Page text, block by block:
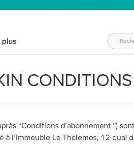
plus
“Conditions d’abonnement ”)
à l’Immeuble Le Thelemos, 12